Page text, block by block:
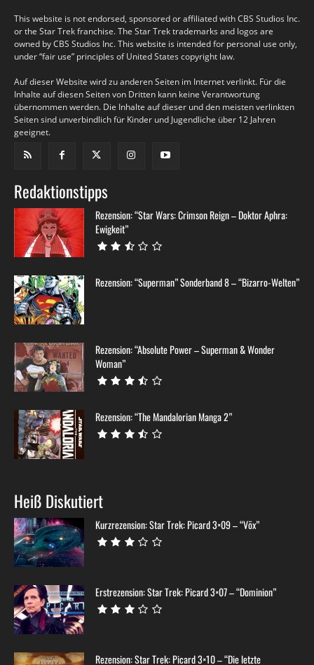
This website is not endorsed, sponsored or affiliated with CBS Studios Inc.
or the Star Trek franchise. The Star Trek trademarks and logos are
owned by CBS Studios Inc. This website is intended for personal use only,
under “fair use” principles of United States copyright law.
Auf dieser Website wird zu anderen Seiten im Internet verlinkt. Für die
Inhalte auf diesen Seiten von Dritten kann keine Verantwortung
übernommen werden. Die Inhalte auf dieser und den meisten verlinkten
Seiten sind unverbindlich für Kinder und Jugendliche über 12 Jahren
geeignet.
Redaktionstipps
Rezension: “Star Wars: Crimson Reign – Doktor Aphra:
Ewigkeit”
Rezension: “Superman” Sonderband 8 – “Bizarro-Welten”
Rezension: “Absolute Power – Superman & Wonder
Woman”
Rezension: “The Mandalorian Manga 2”
Heiß Diskutiert
Kurzrezension: Star Trek: Picard 3×09 – “Võx”
Erstrezension: Star Trek: Picard 3×07 – “Dominion”
Rezension: Star Trek: Picard 3×10 – “Die letzte